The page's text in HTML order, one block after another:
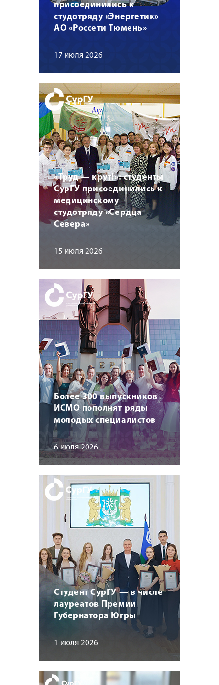
присоединились к
студотряду «Энергетик»
АО «Россети Тюмень»
17 июля 2026
«Труд — крут!»: студенты
СурГУ присоединились к
медицинскому
студотряду «Сердца
Севера»
15 июля 2026
Более 300 выпускников
ИСМО пополнят ряды
молодых специалистов
6 июля 2026
Студент СурГУ — в числе
лауреатов Премии
Губернатора Югры
1 июля 2026